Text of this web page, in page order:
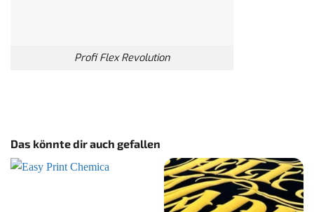
Profi Flex Revolution
Das könnte dir auch gefallen